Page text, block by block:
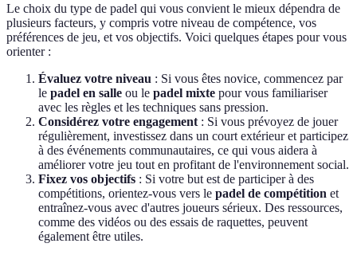
Le choix du type de padel qui vous convient le mieux dépendra de
plusieurs facteurs, y compris votre niveau de compétence, vos
préférences de jeu, et vos objectifs. Voici quelques étapes pour vous
orienter :
Évaluez votre niveau : Si vous êtes novice, commencez par
le padel en salle ou le padel mixte pour vous familiariser
avec les règles et les techniques sans pression.
Considérez votre engagement : Si vous prévoyez de jouer
régulièrement, investissez dans un court extérieur et participez
à des événements communautaires, ce qui vous aidera à
améliorer votre jeu tout en profitant de l'environnement social.
Fixez vos objectifs : Si votre but est de participer à des
compétitions, orientez-vous vers le padel de compétition et
entraînez-vous avec d'autres joueurs sérieux. Des ressources,
comme des vidéos ou des essais de raquettes, peuvent
également être utiles.